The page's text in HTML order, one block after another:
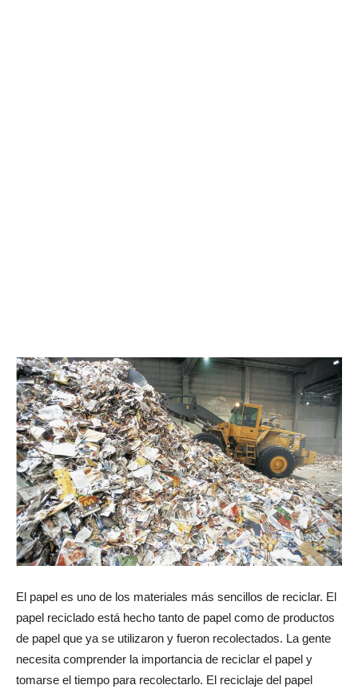
El papel es uno de los materiales más sencillos de reciclar. El
papel reciclado está hecho tanto de papel como de productos
de papel que ya se utilizaron y fueron recolectados. La gente
necesita comprender la importancia de reciclar el papel y
tomarse el tiempo para recolectarlo. El reciclaje del papel